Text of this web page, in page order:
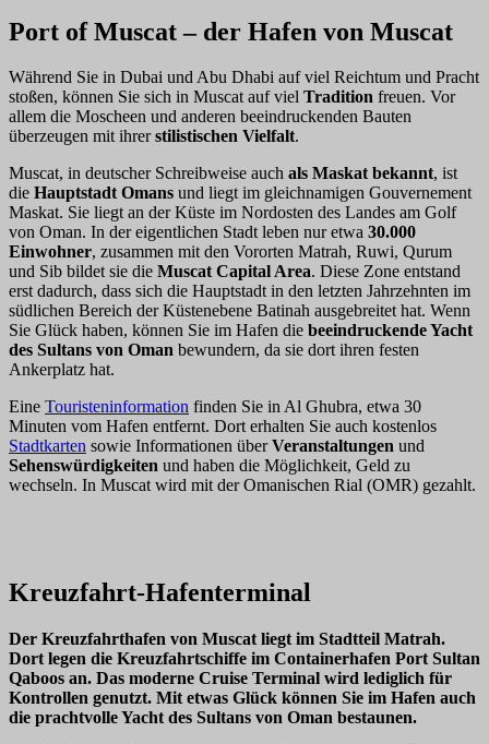
Port of Muscat – der Hafen von Muscat
Während Sie in Dubai und Abu Dhabi auf viel Reichtum und Pracht
stoßen, können Sie sich in Muscat auf viel Tradition freuen. Vor
allem die Moscheen und anderen beeindruckenden Bauten
überzeugen mit ihrerstilistischen Vielfalt.
Muscat, in deutscher Schreibweise auch als Maskat bekannt, ist
die Hauptstadt Omans und liegt im gleichnamigen Gouvernement
Maskat. Sie liegt an der Küste im Nordosten des Landes am Golf
von Oman. In der eigentlichen Stadt leben nur etwa 30.000
Einwohner, zusammen mit den Vororten Matrah, Ruwi, Qurum
und Sib bildet sie die Muscat Capital Area. Diese Zone entstand
erst dadurch, dass sich die Hauptstadt in den letzten Jahrzehnten im
südlichen Bereich der Küstenebene Batinah ausgebreitet hat. Wenn
Sie Glück haben, können Sie im Hafen die beeindruckende Yacht
des Sultans von Oman bewundern, da sie dort ihren festen
Ankerplatz hat.
Eine Touristeninformation finden Sie in Al Ghubra, etwa 30
Minuten vom Hafen entfernt. Dort erhalten Sie auch kostenlos
Stadtkarten sowie Informationen überVeranstaltungen und
Sehenswürdigkeiten und haben die Möglichkeit, Geld zu
wechseln. In Muscat wird mit der Omanischen Rial (OMR) gezahlt.
Kreuzfahrt-Hafenterminal
Der Kreuzfahrthafen von Muscat liegt im Stadtteil Matrah.
Dort legen die Kreuzfahrtschiffe im Containerhafen Port Sultan
Qaboos an. Das moderne Cruise Terminal wird lediglich für
Kontrollen genutzt. Mit etwas Glück können Sie im Hafen auch
die prachtvolle Yacht des Sultans von Oman bestaunen.